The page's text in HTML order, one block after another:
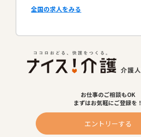
全国の求人をみる
お仕事のご相談もOK
まずはお気軽にご登録を！
エントリーする